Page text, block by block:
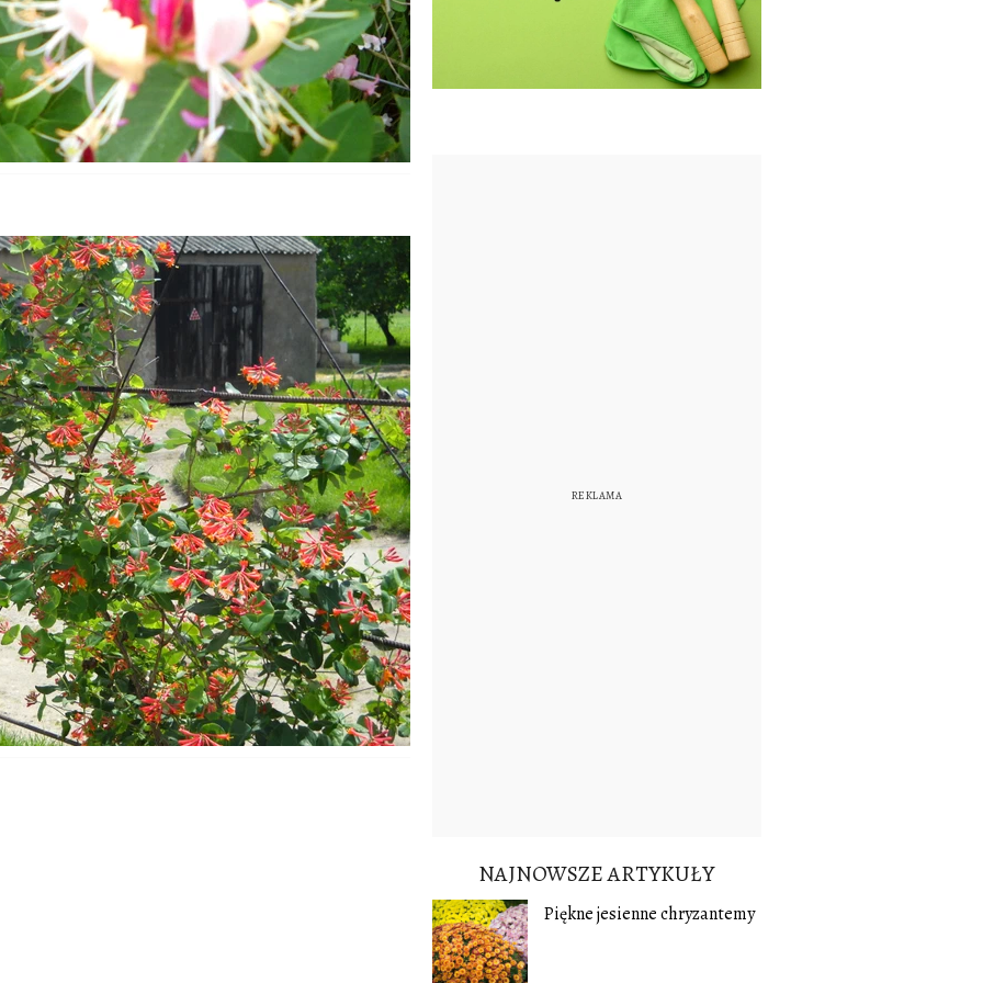
NAJNOWSZE ARTYKUŁY
Piękne jesienne chryzantemy